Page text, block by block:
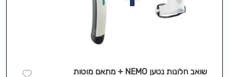
שואב חלונות נטען NEMO + מתאם מוטות